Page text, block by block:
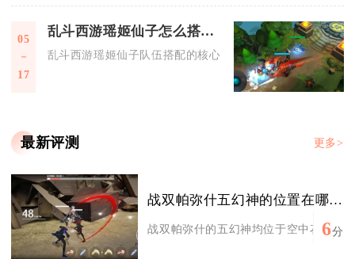
05
17
乱斗西游瑶姬仙子怎么搭配队伍
乱斗西游瑶姬仙子队伍搭配的核心方案为：以瑶姬仙子为核
最新评测 更多>
战双帕弥什五幻神的位置在哪个地图
战双帕弥什的五幻神均位于空中花园主
6分